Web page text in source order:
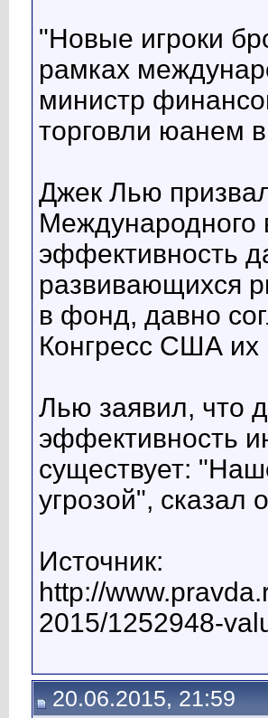
"Новые игроки
рамках
министр
торговли юанем
Джек Лью
Международного
эффективность
развивающихся
в фонд, давно
Конгресс США их
Лью заявил, что
эффективность
существует:
угрозой", сказал
Источник:
http://
2015/1252948-
20.06.2015, 21:59